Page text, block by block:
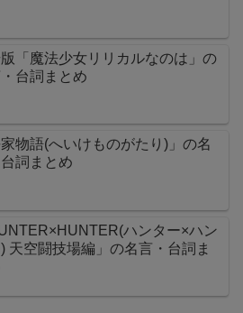
「魔法少女リリカルなのは」の
台詞まとめ
家物語(へいけものがたり)」の名
詞まとめ
ハンター×ハン
天空闘技場編」の名言・台詞ま